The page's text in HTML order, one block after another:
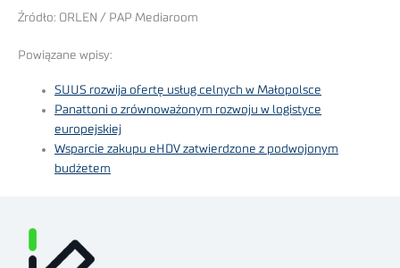
Źródło: ORLEN / PAP Mediaroom
Powiązane wpisy:
SUUS rozwija ofertę usług celnych w Małopolsce
Panattoni o zrównoważonym rozwoju w logistyce
europejskiej
Wsparcie zakupu eHDV zatwierdzone z podwojonym
budżetem